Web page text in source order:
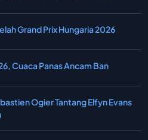
Grand Prix Hungaria 2026
Cuaca Panas Ancam Ban
Ogier Tantang Elfyn Evans